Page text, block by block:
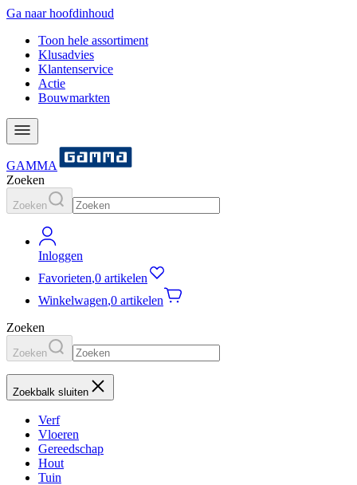
Ga naar hoofdinhoud
Toon hele assortiment
Klusadvies
Klantenservice
Actie
Bouwmarkten
GAMMA
Zoeken
Zoeken
Inloggen
Favorieten,0 artikelen
Winkelwagen,0 artikelen
Zoeken
Zoeken
Zoekbalk sluiten
Verf
Vloeren
Gereedschap
Hout
Tuin